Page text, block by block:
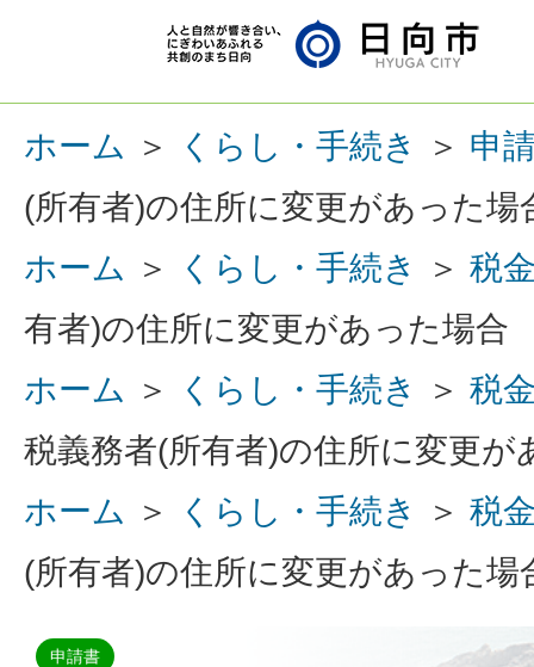
ホーム ＞ くらし・手続き ＞ 申
(所有者)の住所に変更があった場
ホーム
＞ くらし・手続き ＞ 税
有者)の住所に変更があった場合
ホーム
＞ くらし・手続き ＞ 税
税義務者(所有者)の住所に変更が
ホーム
＞ くらし・手続き ＞ 税
(所有者)の住所に変更があった場
申請書